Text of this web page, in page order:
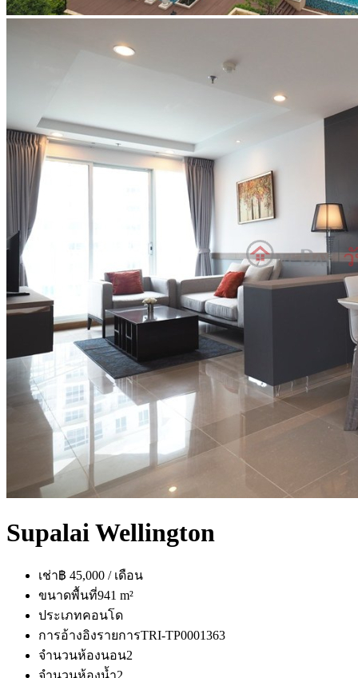
Supalai Wellington
เช่า฿ 45,000 / เดือน
ขนาดพื้นที่941 m²
ประเภทคอนโด
การอ้างอิงรายการTRI-TP0001363
จำนวนห้องนอน2
จำนวนห้องน้ำ2